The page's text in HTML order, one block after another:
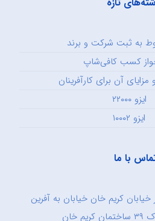
به ثبت شرکت و برند
کسب کافی‌شاپ
آن برای کارآفرینان
ایزو ۲۲۰۰۰
ایزو ۱۰۰۰۲
با ما
کریم خان خیابان به آفرین